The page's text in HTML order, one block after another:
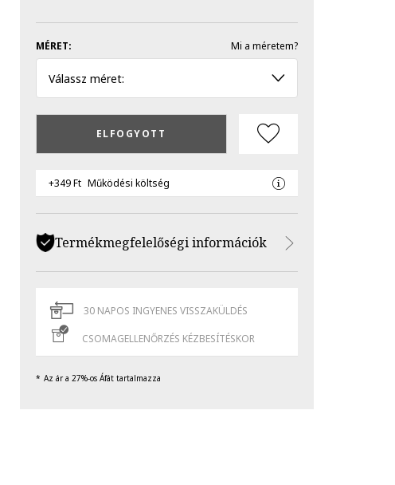
MÉRET: Mi a méretem?
Válassz méret:
ELFOGYOTT
+349 Ft Működési költség
Termékmegfelelőségi információk
30 NAPOS INGYENES VISSZAKÜLDÉS
CSOMAGELLENŐRZÉS KÉZBESÍTÉSKOR
Az ár a 27%-os Áfát tartalmazza